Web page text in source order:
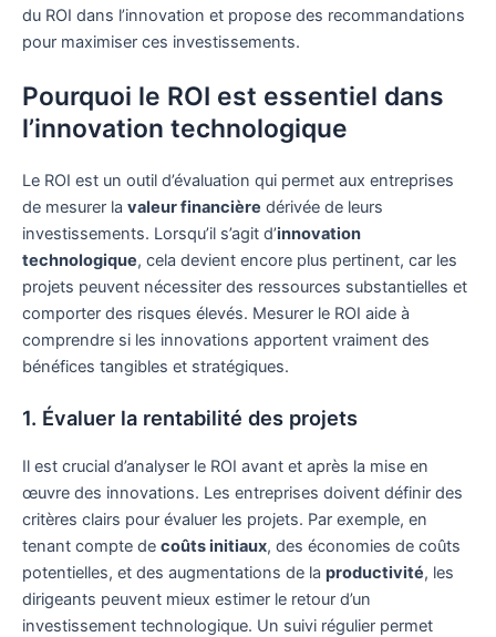
du ROI dans l’innovation et propose des recommandations
pour maximiser ces investissements.
Pourquoi le ROI est essentiel dans
l’innovation technologique
Le ROI est un outil d’évaluation qui permet aux entreprises
de mesurer la valeur financière dérivée de leurs
investissements. Lorsqu’il s’agit d’innovation
technologique, cela devient encore plus pertinent, car les
projets peuvent nécessiter des ressources substantielles et
comporter des risques élevés. Mesurer le ROI aide à
comprendre si les innovations apportent vraiment des
bénéfices tangibles et stratégiques.
1. Évaluer la rentabilité des projets
Il est crucial d’analyser le ROI avant et après la mise en
œuvre des innovations. Les entreprises doivent définir des
critères clairs pour évaluer les projets. Par exemple, en
tenant compte de coûts initiaux, des économies de coûts
potentielles, et des augmentations de la productivité, les
dirigeants peuvent mieux estimer le retour d’un
investissement technologique. Un suivi régulier permet